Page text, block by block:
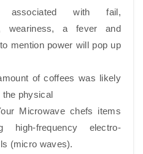
associated with fail,
weariness, a fever and
mention power will pop up
of coffees was likely
the physical
Microwave chefs items
high-frequency electro-
(micro waves).